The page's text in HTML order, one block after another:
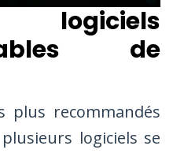
de
plus recommandés
logiciels se